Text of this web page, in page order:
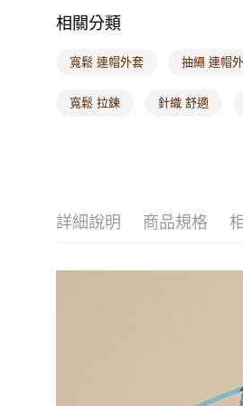
相關分類
寬鬆 連帽外套 抽繩 連帽
寬鬆 拉鍊 針織 舒適
詳細說明 商品規格